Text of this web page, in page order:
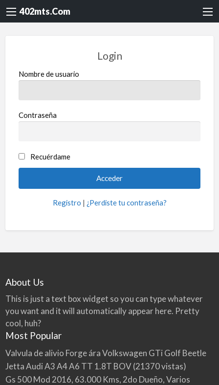
402mts.Com
Login
Nombre de usuario
Contraseña
Recuérdame
Registro | ¿Perdiste tu contraseña?
About Us
This is just a text box widget so you can type whatever
you want and it will automatically appear here. Pretty
cool, huh?
Most Popular
Valvula de alivio Forge ára Volkswagen GTi Golf Beetle
Jetta Audi A3 A4 A6 TT 1.8T BOV(21370 vistas)
Gs 500 Mod 2016, 63.000 Kms, 2do Dueño, Varios